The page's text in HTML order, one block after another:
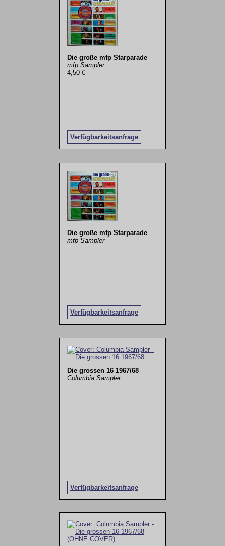
Die große mfp Starparade
mfp Sampler
4,50 €
Verfügbarkeitsanfrage
Die große mfp Starparade
mfp Sampler
Verfügbarkeitsanfrage
Die grossen 16 1967/68
Columbia Sampler
Verfügbarkeitsanfrage